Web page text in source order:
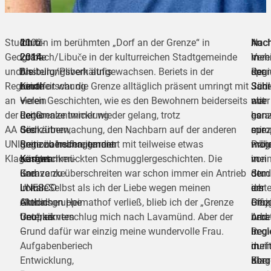
Studium
Geografie
und
Regionalforschung
an
der
AA
UNI
Klagenfurt
2002-
2014
Anstellungsverhältnis
beim
Verein
Regionalentwicklung
Südkärtnen,
Regionalmanagement
Kärnten
und
Lokale
Aktionsgruppe
Unterkärnten
–
Aufgabenberiech
Entwicklung,
11
2014
bis
heute
–
Leiter
des
grenzüberschreitenden
Karawanken-
Karavanke
UNESCO
Global
Geopark
Ich bin im berühmten „Dorf an der Grenze“ in
Loibach/Libuče in der kulturreichen Stadtgemeinde
Bleiburg/Pliberk aufgewachsen. Beriets in der
Kindheit war die Grenze alltäglich präsent umringt mit
vielen Geschichten, wie es den Bewohnern beiderseits
der Grenze immer wieder gelang, trotz
Grenzüberwachung, den Nachbarn auf der anderen
Seite zu helfen, garniert mit teilweise etwas
ausgeschmückten Schmugglergeschichten. Die
Grenze zu überschreiten war schon immer ein Antrieb
in mir. Selbst als ich der Liebe wegen meinen
elterlichen Heimathof verließ, blieb ich der „Grenze
treu“, es verschlug mich nach Lavamünd. Aber der
Grund dafür war einzig meine wundervolle Frau.
in
der
aber
der
und
in
Im
war
es
mir
von
der
in
mit
in
dem
ich
aber